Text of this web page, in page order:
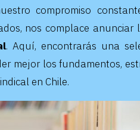
compromiso
nos complace anunciar
. Aquí, encontrarás una
mejor los fundamentos,
en Chile.